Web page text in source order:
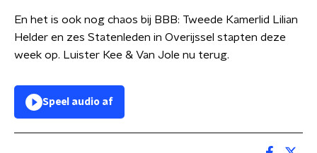
En het is ook nog chaos bij BBB: Tweede Kamerlid Lilian
Helder en zes Statenleden in Overijssel stapten deze
week op. Luister Kee & Van Jole nu terug.
Speel audio af